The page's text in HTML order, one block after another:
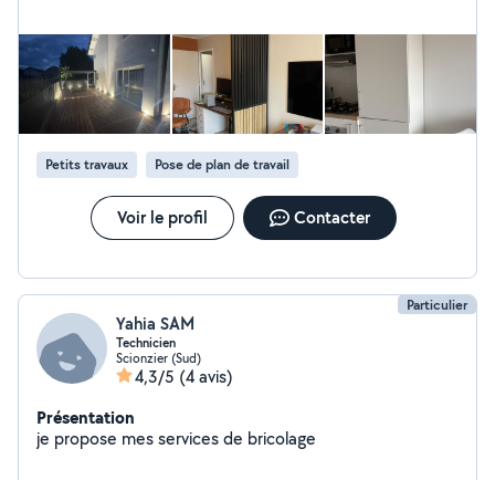
Petits travaux Pose de plan de travail
Voir le profil Contacter
Particulier
Yahia SAM
Technicien
Scionzier (Sud)
4,3/5 (4 avis)
Présentation
je propose mes services de bricolage